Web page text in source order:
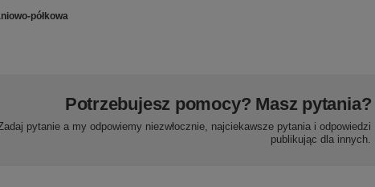
półkowa
Potrzebujesz pomocy? Masz pytania?
pytanie a my odpowiemy niezwłocznie, najciekawsze pytania i odpowiedzi
publikując dla innych.